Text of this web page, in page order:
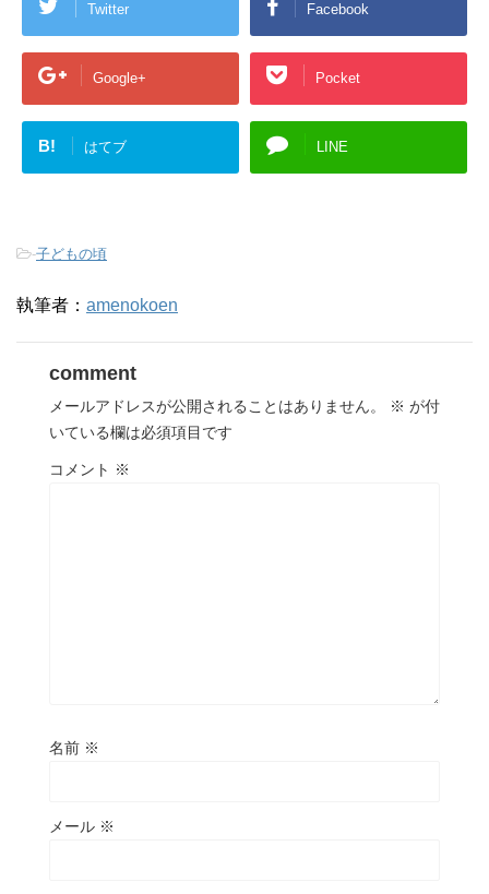
Twitter Facebook
Google+ Pocket
B! はてブ LINE
-子どもの頃
執筆者： amenokoen
comment
メールアドレスが公開されることはありません。 ※ が付
いている欄は必須項目です
コメント ※
名前 ※
メール ※